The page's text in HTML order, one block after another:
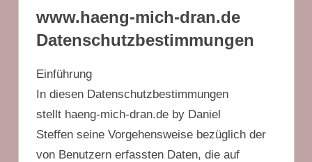
www.haeng-mich-dran.de
Datenschutzbestimmungen
Einführung
In diesen Datenschutzbestimmungen
stellt haeng-mich-dran.de by Daniel
Steffen seine Vorgehensweise bezüglich der
von Benutzern erfassten Daten, die auf